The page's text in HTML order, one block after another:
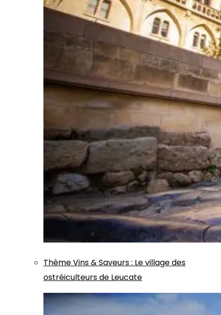
ThèmeVins & Saveurs: Le village des
ostréiculteurs de Leucate